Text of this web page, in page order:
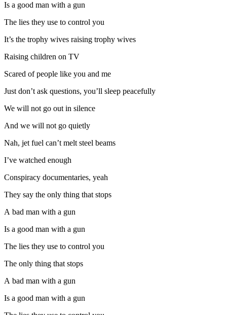
Is a good man with a gun
The lies they use to control you
It’s the trophy wives raising trophy wives
Raising children on TV
Scared of people like you and me
Just don’t ask questions, you’ll sleep peacefully
We will not go out in silence
And we will not go quietly
Nah, jet fuel can’t melt steel beams
I’ve watched enough
Conspiracy documentaries, yeah
They say the only thing that stops
A bad man with a gun
Is a good man with a gun
The lies they use to control you
The only thing that stops
A bad man with a gun
Is a good man with a gun